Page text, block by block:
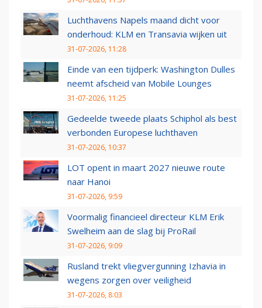
Luchthavens Napels maand dicht voor
onderhoud: KLM en Transavia wijken uit
31-07-2026, 11:28
Einde van een tijdperk: Washington Dulles
neemt afscheid van Mobile Lounges
31-07-2026, 11:25
Gedeelde tweede plaats Schiphol als best
verbonden Europese luchthaven
31-07-2026, 10:37
LOT opent in maart 2027 nieuwe route
naar Hanoi
31-07-2026, 9:59
Voormalig financieel directeur KLM Erik
Swelheim aan de slag bij ProRail
31-07-2026, 9:09
Rusland trekt vliegvergunning Izhavia in
wegens zorgen over veiligheid
31-07-2026, 8:03